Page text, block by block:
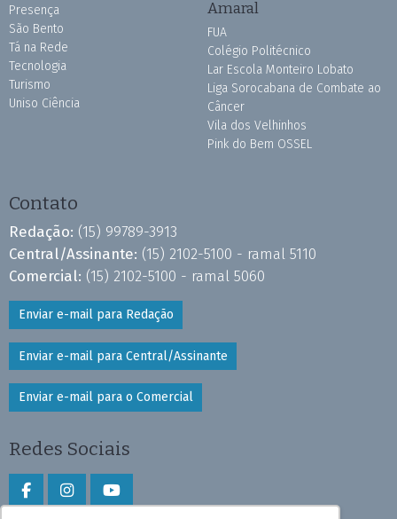
Presença
São Bento
Tá na Rede
Tecnologia
Turismo
Uniso Ciência
Amaral
FUA
Colégio Politécnico
Lar Escola Monteiro Lobato
Liga Sorocabana de Combate ao
Câncer
Vila dos Velhinhos
Pink do Bem OSSEL
Contato
Redação: (15) 99789-3913
Central/Assinante: (15) 2102-5100 - ramal 5110
Comercial: (15) 2102-5100 - ramal 5060
Enviar e-mail para Redação
Enviar e-mail para Central/Assinante
Enviar e-mail para o Comercial
Redes Sociais